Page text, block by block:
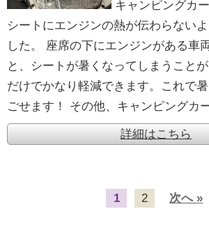
キャンピングカ
シートにエンジンの熱が伝わらない
した。 座席の下にエンジンがある車
と、シートが暑くなってしまうこと
だけでかなり軽減できます。これで
ごせます！ その他、キャンピングカ
詳細はこちら
1 2 次へ »